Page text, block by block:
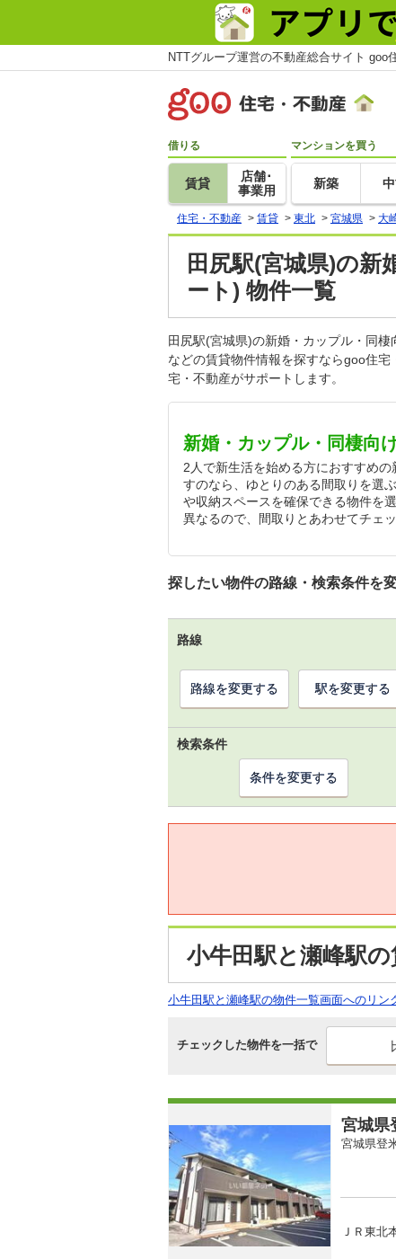
NTTグループ運営の不動産総合サイト goo
借りる
賃貸
店舗･
事業用
マンションを買う
新築
住宅・不動産 > 賃貸 > 東北 > 宮城県 > 大
田尻駅(宮城県)の
ート) 物件一覧
田尻駅(宮城県)の新婚・カップル・同
などの賃貸物件情報を探すならgoo住
宅・不動産がサポートします。
新婚・カップル・同棲向
2人で新生活を始める方におすすめ
すのなら、ゆとりのある間取りを選
や収納スペースを確保できる物件を
異なるので、間取りとあわせてチェ
探したい物件の路線・検索条件を
路線
路線を変更する 駅を変更する
検索条件
条件を変更する
小牛田駅と瀬峰駅
小牛田駅と瀬峰駅の物件一覧画面へのリン
チェックした物件を一括で
宮城県
宮城県登
ＪＲ東北